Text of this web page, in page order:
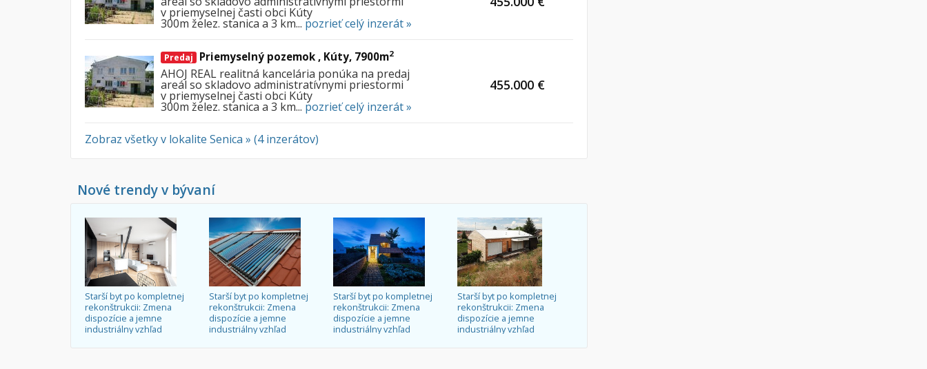
v priemyselnej časti obci Kúty
300m želez. stanica a 3 km... pozrieť celý inzerát »
Predaj Priemyselný pozemok , Kúty, 7900m2
AHOJ REAL realitná kancelária ponúka na predaj
areál so skladovo administratívnymi priestormi
v priemyselnej časti obci Kúty
300m želez. stanica a 3 km... pozrieť celý inzerát »
455.000 €
Zobraz všetky v lokalite Senica » (4 inzerátov)
Nové trendy v bývaní
Starší byt po kompletnej
rekonštrukcii: Zmena
dispozície a jemne
industriálny vzhľad
Starší byt po kompletnej
rekonštrukcii: Zmena
dispozície a jemne
industriálny vzhľad
Starší byt po kompletnej
rekonštrukcii: Zmena
dispozície a jemne
industriálny vzhľad
Starší byt po kompletnej
rekonštrukcii: Zmena
dispozície a jemne
industriálny vzhľad